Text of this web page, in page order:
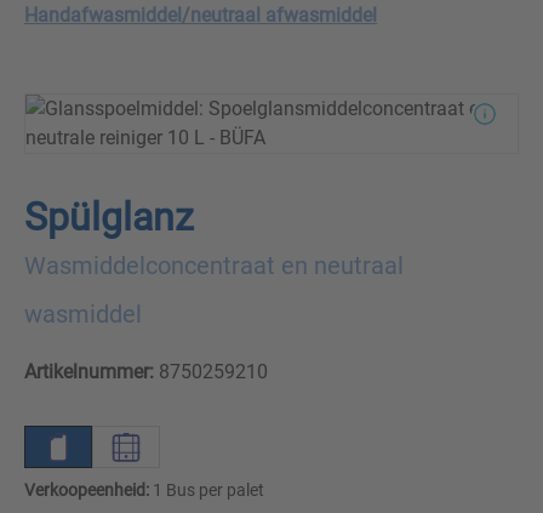
Handafwasmiddel/neutraal afwasmiddel
Spülglanz
Wasmiddelconcentraat en neutraal
wasmiddel
Artikelnummer: 8750259210
Verkoopeenheid: 1 Bus per palet